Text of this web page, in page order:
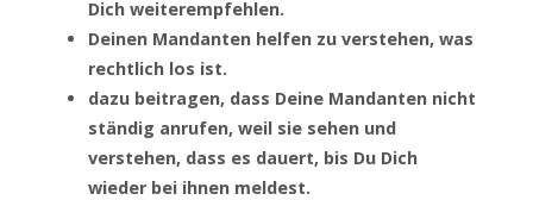
Dich weiterempfehlen.
Deinen Mandanten helfen zu verstehen, was
rechtlich los ist.
dazu beitragen, dass Deine Mandanten nicht
ständig anrufen, weil sie sehen und
verstehen, dass es dauert, bis Du Dich
wieder bei ihnen meldest.